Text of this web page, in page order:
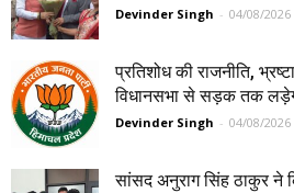
Devinder Singh - 04/08/2026
प्रतिशोध की राजनीति,
विधानसभा से सड़क तक
Devinder Singh - 04/08/2026
सांसद अनुराग सिंह ठाकुर ने